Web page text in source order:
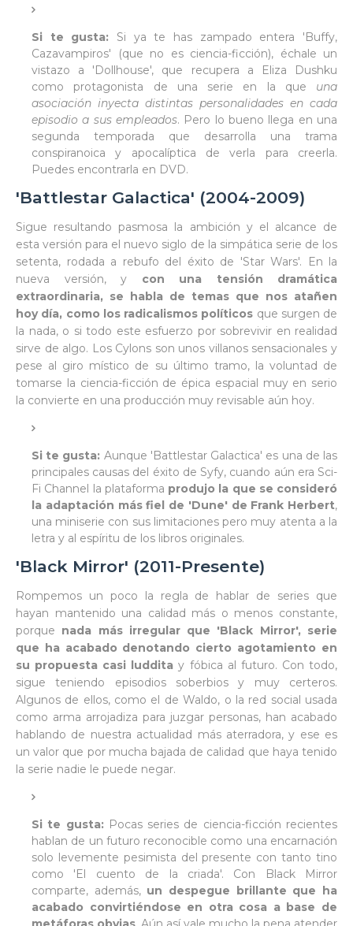
Si te gusta: Si ya te has zampado entera 'Buffy,
Cazavampiros' (que no es ciencia-ficción), échale un
vistazo a 'Dollhouse', que recupera a Eliza Dushku
como protagonista de una serie en la que una
asociación inyecta distintas personalidades en cada
episodio a sus empleados. Pero lo bueno llega en una
segunda temporada que desarrolla una trama
conspiranoica y apocalíptica de verla para creerla.
Puedes encontrarla en DVD.
'Battlestar Galactica' (2004-2009)
Sigue resultando pasmosa la ambición y el alcance de
esta versión para el nuevo siglo de la simpática serie de los
setenta, rodada a rebufo del éxito de 'Star Wars'. En la
nueva versión, y con una tensión dramática
extraordinaria, se habla de temas que nos atañen
hoy día, como los radicalismos políticos que surgen de
la nada, o si todo este esfuerzo por sobrevivir en realidad
sirve de algo. Los Cylons son unos villanos sensacionales y
pese al giro místico de su último tramo, la voluntad de
tomarse la ciencia-ficción de épica espacial muy en serio
la convierte en una producción muy revisable aún hoy.
Si te gusta: Aunque 'Battlestar Galactica' es una de las
principales causas del éxito de Syfy, cuando aún era Sci-
Fi Channel la plataforma produjo la que se consideró
la adaptación más fiel de 'Dune' de Frank Herbert,
una miniserie con sus limitaciones pero muy atenta a la
letra y al espíritu de los libros originales.
'Black Mirror' (2011-Presente)
Rompemos un poco la regla de hablar de series que
hayan mantenido una calidad más o menos constante,
porque nada más irregular que 'Black Mirror', serie
que ha acabado denotando cierto agotamiento en
su propuesta casi luddita y fóbica al futuro. Con todo,
sigue teniendo episodios soberbios y muy certeros.
Algunos de ellos, como el de Waldo, o la red social usada
como arma arrojadiza para juzgar personas, han acabado
hablando de nuestra actualidad más aterradora, y ese es
un valor que por mucha bajada de calidad que haya tenido
la serie nadie le puede negar.
Si te gusta: Pocas series de ciencia-ficción recientes
hablan de un futuro reconocible como una encarnación
solo levemente pesimista del presente con tanto tino
como 'El cuento de la criada'. Con Black Mirror
comparte, además, un despegue brillante que ha
acabado convirtiéndose en otra cosa a base de